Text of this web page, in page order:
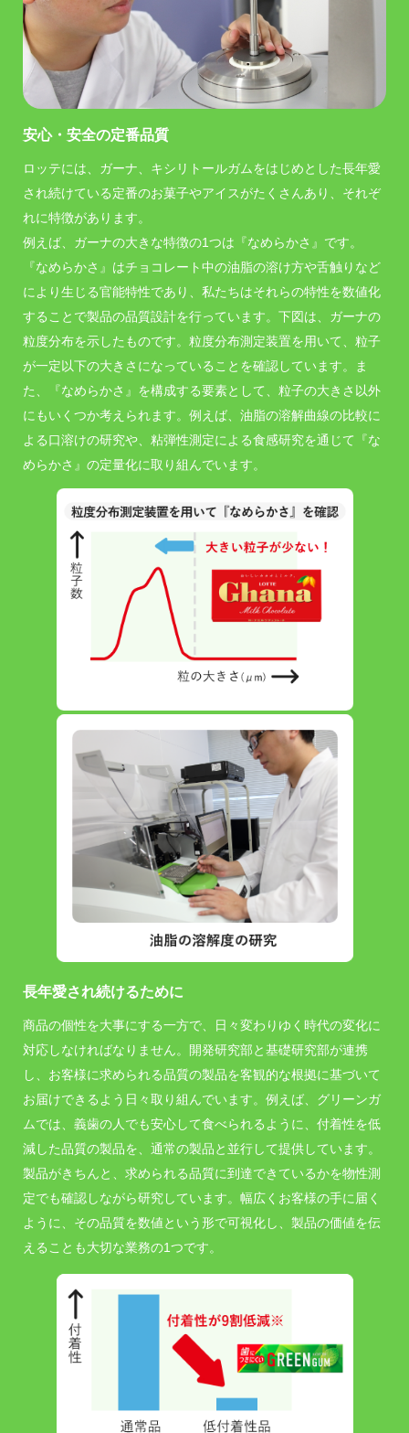
安心・安全の定番品質
ロッテには、ガーナ、キシリトールガムをはじめとした長年愛
され続けている定番のお菓子やアイスがたくさんあり、それぞ
れに特徴があります。
例えば、ガーナの大きな特徴の1つは『なめらかさ』です。
『なめらかさ』はチョコレート中の油脂の溶け方や舌触りなど
により生じる官能特性であり、私たちはそれらの特性を数値化
することで製品の品質設計を行っています。下図は、ガーナの
粒度分布を示したものです。粒度分布測定装置を用いて、粒子
が一定以下の大きさになっていることを確認しています。ま
た、『なめらかさ』を構成する要素として、粒子の大きさ以外
にもいくつか考えられます。例えば、油脂の溶解曲線の比較に
よる口溶けの研究や、粘弾性測定による食感研究を通じて『な
めらかさ』の定量化に取り組んでいます。
長年愛され続けるために
商品の個性を大事にする一方で、日々変わりゆく時代の変化に
対応しなければなりません。開発研究部と基礎研究部が連携
し、お客様に求められる品質の製品を客観的な根拠に基づいて
お届けできるよう日々取り組んでいます。例えば、グリーンガ
ムでは、義歯の人でも安心して食べられるように、付着性を低
減した品質の製品を、通常の製品と並行して提供しています。
製品がきちんと、求められる品質に到達できているかを物性測
定でも確認しながら研究しています。幅広くお客様の手に届く
ように、その品質を数値という形で可視化し、製品の価値を伝
えることも大切な業務の1つです。